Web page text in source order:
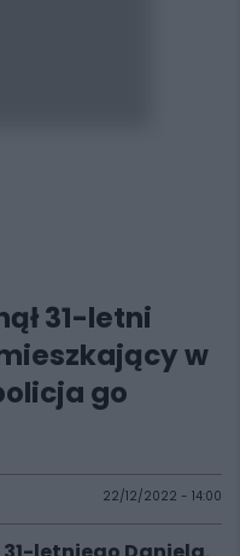
31-letni
w
go
22/12/2022 - 14:00